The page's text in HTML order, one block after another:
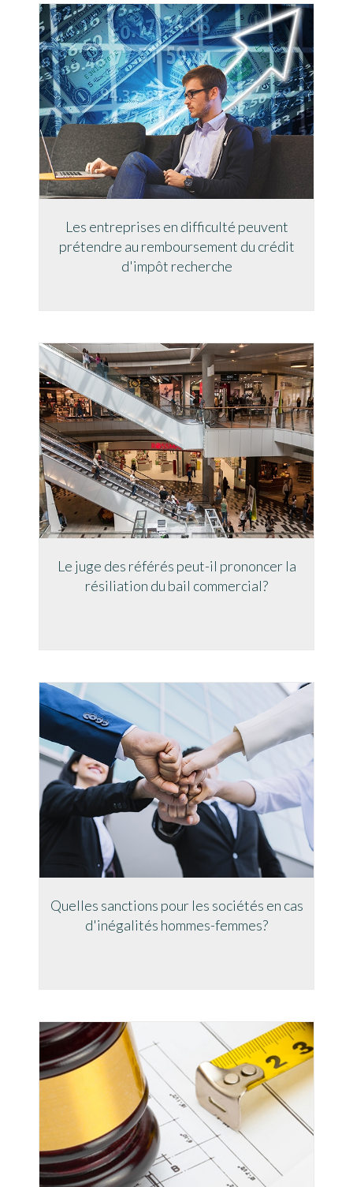
Les entreprises en difficulté peuvent
prétendre au remboursement du crédit
d'impôt recherche
Le juge des référés peut-il prononcer la
résiliation du bail commercial?
Quelles sanctions pour les sociétés en cas
d'inégalités hommes-femmes?